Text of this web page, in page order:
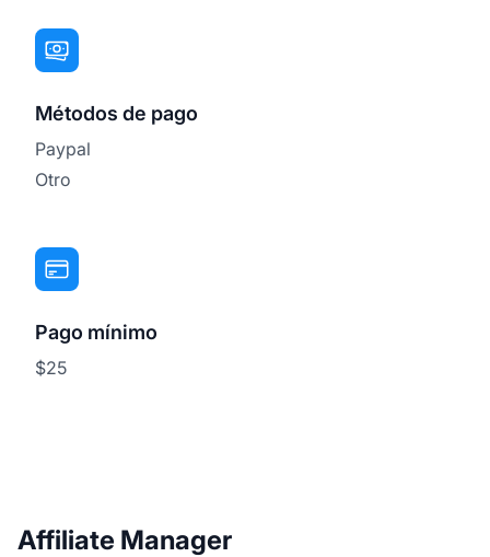
Métodos de pago
Paypal
Otro
Pago mínimo
$25
Affiliate Manager